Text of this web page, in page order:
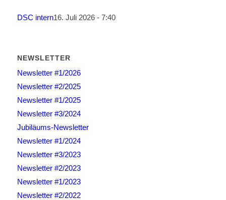
DSC intern16. Juli 2026 - 7:40
NEWSLETTER
Newsletter #1/2026
Newsletter #2/2025
Newsletter #1/2025
Newsletter #3/2024
Jubiläums-Newsletter
Newsletter #1/2024
Newsletter #3/2023
Newsletter #2/2023
Newsletter #1/2023
Newsletter #2/2022